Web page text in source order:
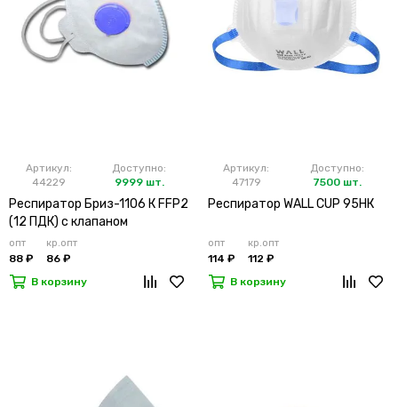
Артикул:
44229
Доступно:
9999 шт.
Респиратор Бриз-1106 К FFP2
(12 ПДК) с клапаном
опт
88 ₽
кр.опт
86 ₽
В корзину
Артикул:
47179
Доступно:
7500 шт.
Респиратор WALL CUP 95HК
опт
114 ₽
кр.опт
112 ₽
В корзину